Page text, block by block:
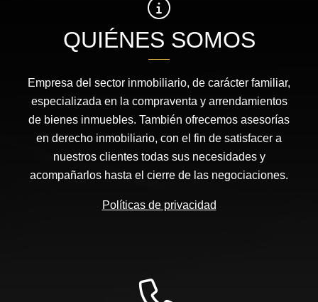
QUIÉNES SOMOS
Empresa del sector inmobiliario, de carácter familiar,
especializada en la compraventa y arrendamientos
de bienes inmuebles. También ofrecemos asesorías
en derecho inmobiliario, con el fin de satisfacer a
nuestros clientes todas sus necesidades y
acompañarlos hasta el cierre de las negociaciones.
Políticas de privacidad